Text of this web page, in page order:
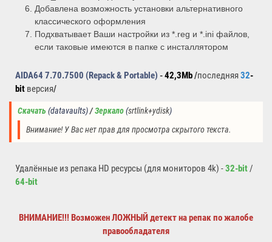
Добавлена возможность установки альтернативного
классического оформления
Подхватывает Ваши настройки из *.reg и *.ini файлов,
если таковые имеются в папке с инсталлятором
AIDA64 7.70.7500 (Repack & Portable) -42,3Mb/последняя32-
bit версия/
Скачать (datavaults) / Зеркало(srtlink+ydisk)
Внимание! У Вас нет прав для просмотра скрытого текста.
Удалённые из репака HD ресурсы (для мониторов 4k) -32-bit/
64-bit
ВНИМАНИЕ!!! Возможен ЛОЖНЫЙ детект на репак по жалобе
правообладателя